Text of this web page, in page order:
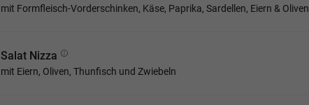
mit Formfleisch-Vorderschinken, Käse, Paprika, Sardellen, Eiern & Oliven
Salat Nizza
mit Eiern, Oliven, Thunfisch und Zwiebeln